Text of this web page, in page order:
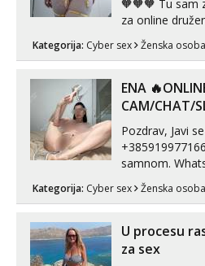
🧡🧡🧡 Tu sam
za online
možete
ako vam nisam
😉 Radim i
line pozive. Za
Kategorija: Cyber sex Ženska
ENA
CAM/CHAT/
Pozdrav, Javi se porukom na br.
samnom. WhatsApp 👉+385919977166
Telegram
videopozive s
kombinacije
samostojeće
Kategorija: Cyber sex Ženska
U procesu
za sex